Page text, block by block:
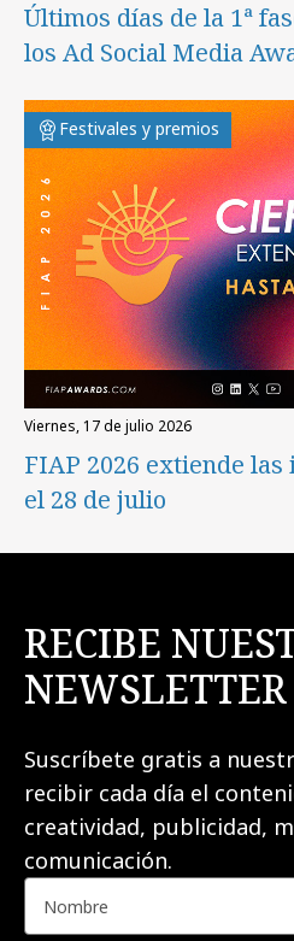
Últimos días de la 1ª
los Ad Social Media
Festivales y premios
viernes, 17 de julio 2026
FIAP 2026 extiende
el 28 de julio
RECIBE
NEWSLETTER
Suscríbete gratis a
recibir cada día el
creatividad, publicidad,
comunicación.